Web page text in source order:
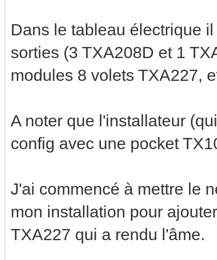
Dans le tableau électrique
sorties (3 TXA208D et 1
modules 8 volets TXA227,
A noter que l'installateur
config avec une pocket
J'ai commencé à mettre le
mon installation pour
TXA227 qui a rendu l'âme.